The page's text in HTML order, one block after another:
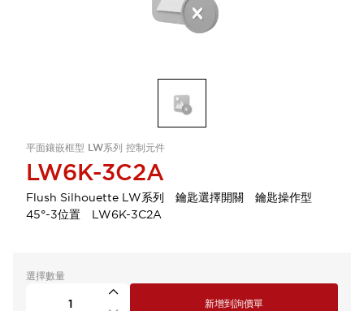
平面鑲嵌框型 LW系列 控制元件
LW6K-3C2A
Flush Silhouette LW系列 鑰匙選擇開關 鑰匙操作型
45°-3位置 LW6K-3C2A
選擇數量
新增到詢價單